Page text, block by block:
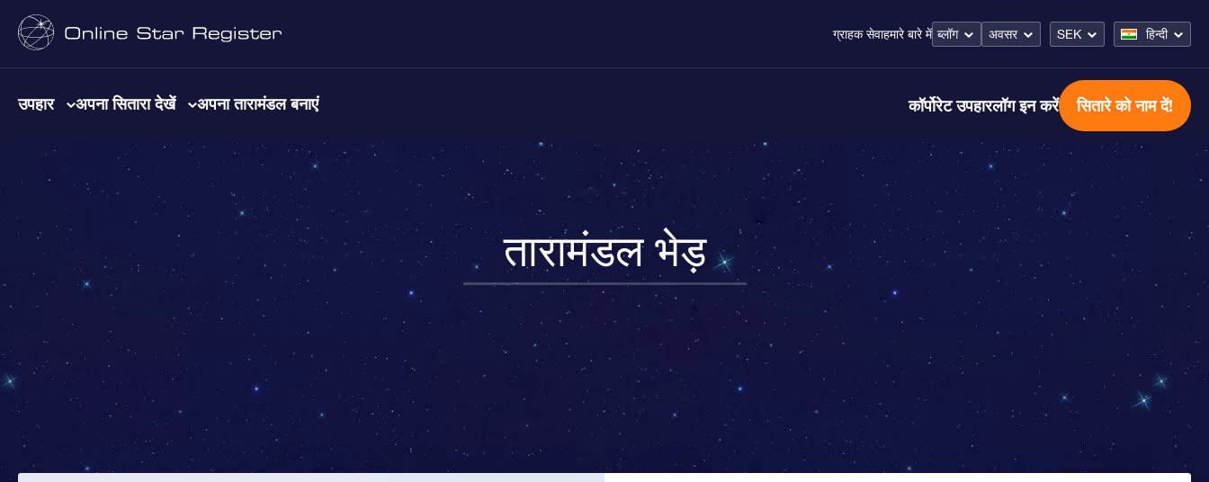
ग्राहक सेवाहमारे बारे में ब्लॉग अवसर SEK हिन्दी
उपहार अपना सितारा देखें अपना तारामंडल बनाएं कॉर्पोरेट उपहारलॉग इन करें सितारे को नाम दें!
तारामंडल भेड़